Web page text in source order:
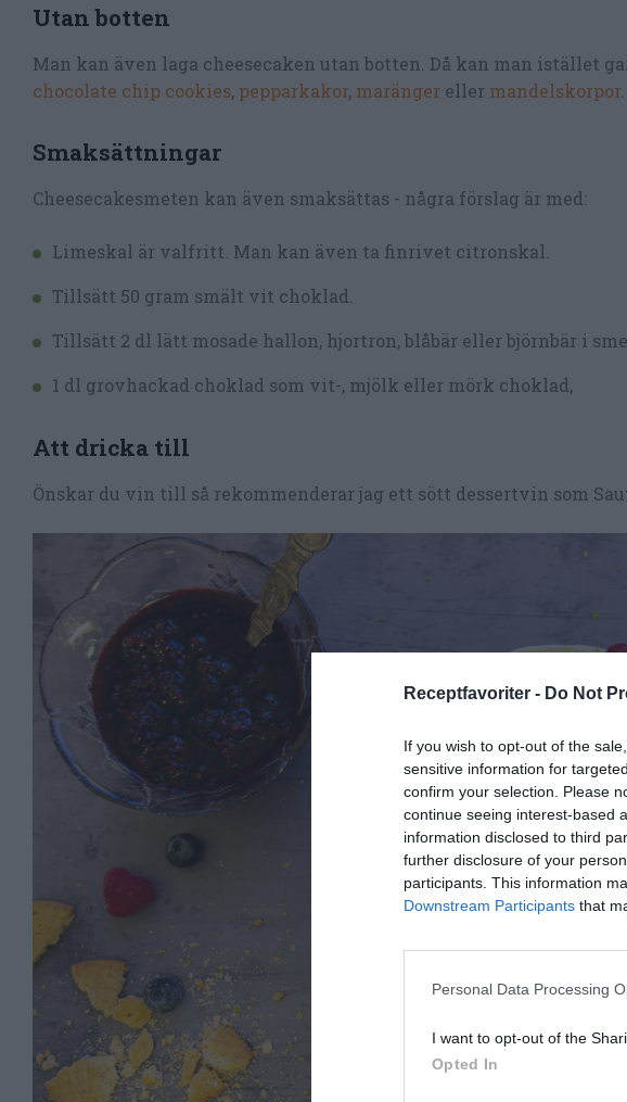
Receptfavoriter - Do Not
If you wish to opt-out of the
sensitive information for
confirm your selection. Please
continue seeing interest-based
information disclosed to third
further disclosure of your
participants. This information
Downstream Participants that
Personal Data Processing
I want to opt-out of the
Opted In
Utan botten
Man kan även laga cheesecaken utan botten. Då kan man istället
chocolate chip cookies, pepparkakor, maränger eller mandelskorpor.
Smaksättningar
Cheesecakesmeten kan även smaksättas - några förslag är med:
Limeskal är valfritt. Man kan även ta finrivet citronskal.
Tillsätt 50 gram smält vit choklad.
Tillsätt 2 dl lätt mosade hallon, hjortron, blåbär eller björnbär i
1 dl grovhackad choklad som vit-, mjölk eller mörk choklad,
Att dricka till
Önskar du vin till så rekommenderar jag ett sött dessertvin som